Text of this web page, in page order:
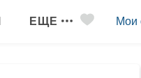
ЕЩЕ Мои